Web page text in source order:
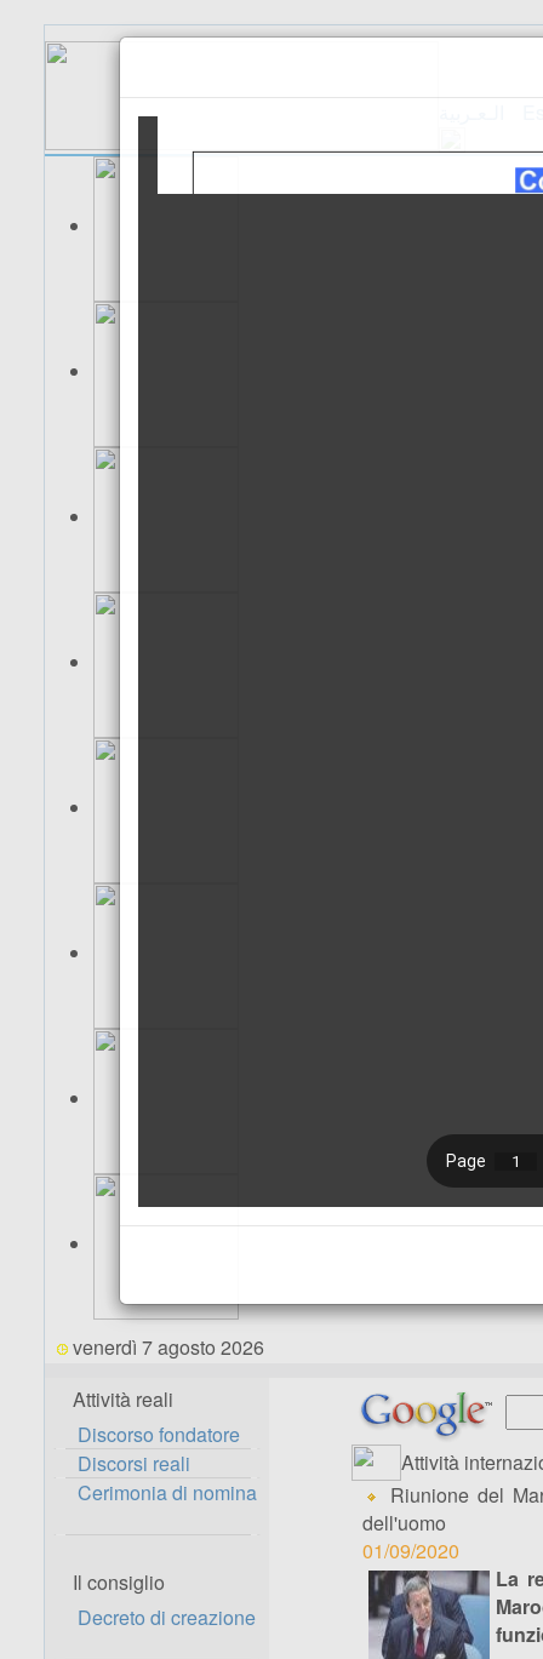
venerdì 7 agosto 2026
Attività reali
Discorso fondatore
Discorsi reali
Cerimonia di nomina
Il consiglio
Decreto di creazione
Attività
Riunione del
dell'uomo
01/09/2020
La